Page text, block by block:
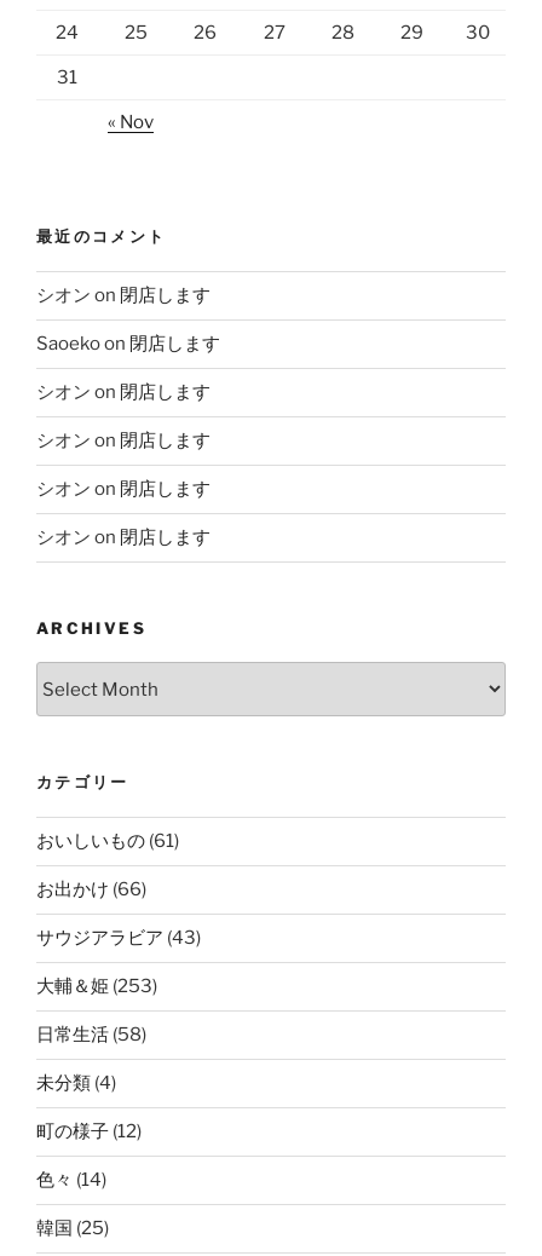
24 25 26 27 28 29 30
31
« Nov
最近のコメント
シオン on 閉店します
Saoekoon 閉店します
シオン on 閉店します
シオン on 閉店します
シオン on 閉店します
シオン on 閉店します
ARCHIVES
カテゴリー
おいしいもの (61)
お出かけ (66)
サウジアラビア (43)
大輔＆姫 (253)
日常生活 (58)
未分類 (4)
町の様子 (12)
色々 (14)
韓国 (25)